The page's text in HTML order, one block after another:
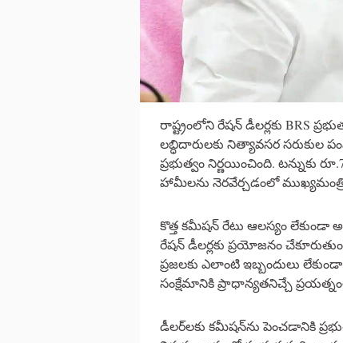
రాష్ట్రంలోని రేషన్ డీలర్లకు BRS
లబ్ధిదారులకు నిత్యావసర సరుకుల
ప్రభుత్వం నిర్ణయించింది. టన్నుకు
హామీలను నెరవేర్చడంలో
కొత్త కమీషన్ రేటు ఆలస్యం లేకుండా
రేషన్ డీలర్లకు ప్రయోజనం
ప్రజలకు ఎలాంటి ఇబ్బందులు
సంక్షేమానికి ప్రాధాన్యతనిచ్చే
డీలర్‌లకు కమీషన్‌ను పెంచడానికి